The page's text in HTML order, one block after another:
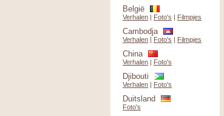
België
Verhalen | Foto's | Filmpjes
Cambodja
Verhalen | Foto's | Filmpjes
China
Verhalen | Foto's
Djibouti
Verhalen | Foto's
Duitsland
Foto's